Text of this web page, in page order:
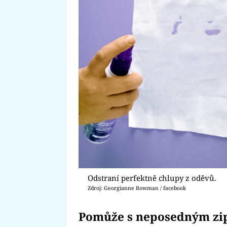
Odstraní perfektně chlupy z oděvů.
Zdroj: Georgianne Bowman / facebook
Pomůže s neposedným